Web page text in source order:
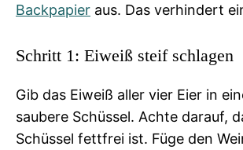
Backpapier aus. Das verhindert
Schritt 1: Eiweiß steif schlagen
Gib das Eiweiß aller vier Eier in
saubere Schüssel. Achte darauf,
Schüssel fettfrei ist. Füge den